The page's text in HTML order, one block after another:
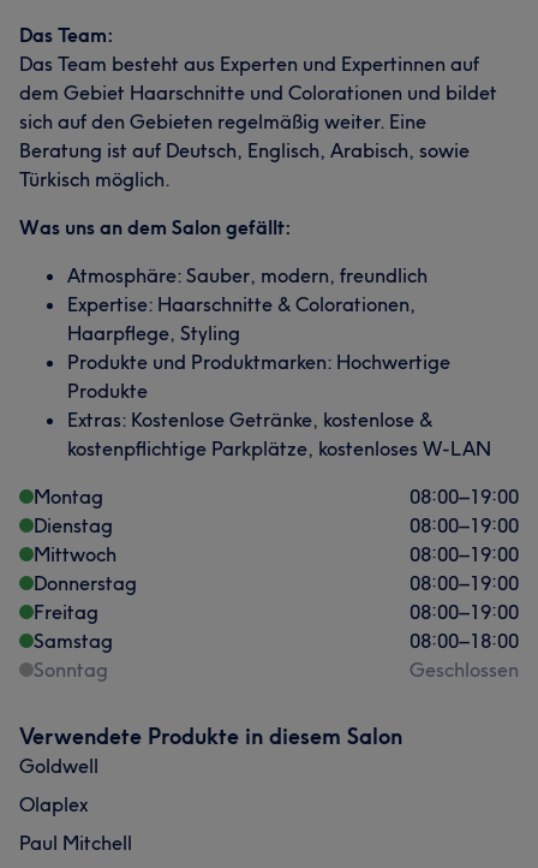
Das Team:
Das Team besteht aus Experten und Expertinnen auf
dem Gebiet Haarschnitte und Colorationen und bildet
sich auf den Gebieten regelmäßig weiter. Eine
Beratung ist auf Deutsch, Englisch, Arabisch, sowie
Türkisch möglich.
Was uns an dem Salon gefällt:
Atmosphäre: Sauber, modern, freundlich
Expertise: Haarschnitte & Colorationen,
Haarpflege, Styling
Produkte und Produktmarken: Hochwertige
Produkte
Extras: Kostenlose Getränke, kostenlose &
kostenpflichtige Parkplätze, kostenloses W-LAN
Montag
08:00–19:00
Dienstag
08:00–19:00
Mittwoch
08:00–19:00
Donnerstag
08:00–19:00
Freitag
08:00–19:00
Samstag
08:00–18:00
Sonntag
Geschlossen
Verwendete Produkte in diesem Salon
Goldwell
Olaplex
Paul Mitchell